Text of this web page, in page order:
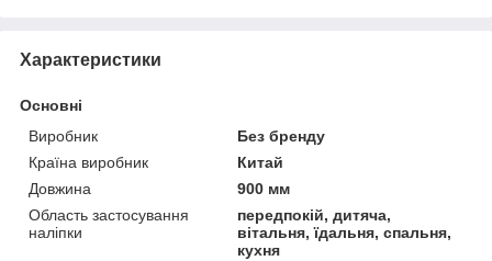
Характеристики
Основні
Виробник
Без бренду
Країна виробник
Китай
Довжина
900 мм
Область застосування
наліпки
передпокій, дитяча,
вітальня, їдальня, спальня,
кухня